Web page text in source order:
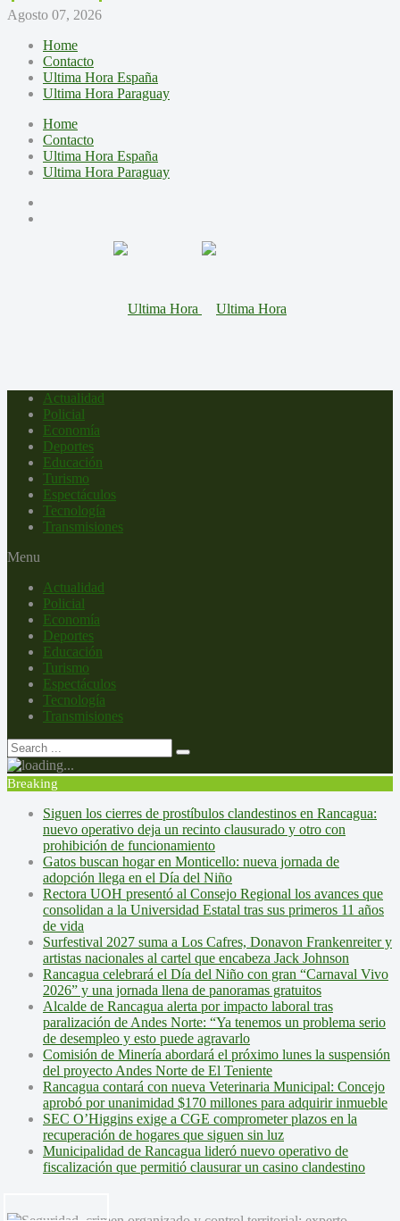
Agosto 07, 2026
Home
Contacto
Ultima Hora España
Ultima Hora Paraguay
Home
Contacto
Ultima Hora España
Ultima Hora Paraguay
Actualidad
Policial
Economía
Deportes
Educación
Turismo
Espectáculos
Tecnología
Transmisiones
Menu
Actualidad
Policial
Economía
Deportes
Educación
Turismo
Espectáculos
Tecnología
Transmisiones
Breaking
Siguen los cierres de prostíbulos clandestinos en Rancagua:
nuevo operativo deja un recinto clausurado y otro con
prohibición de funcionamiento
Gatos buscan hogar en Monticello: nueva jornada de
adopción llega en el Día del Niño
Rectora UOH presentó al Consejo Regional los avances que
consolidan a la Universidad Estatal tras sus primeros 11 años
de vida
Surfestival 2027 suma a Los Cafres, Donavon Frankenreiter y
artistas nacionales al cartel que encabeza Jack Johnson
Rancagua celebrará el Día del Niño con gran “Carnaval Vivo
2026” y una jornada llena de panoramas gratuitos
Alcalde de Rancagua alerta por impacto laboral tras
paralización de Andes Norte: “Ya tenemos un problema serio
de desempleo y esto puede agravarlo
Comisión de Minería abordará el próximo lunes la suspensión
del proyecto Andes Norte de El Teniente
Rancagua contará con nueva Veterinaria Municipal: Concejo
aprobó por unanimidad $170 millones para adquirir inmueble
SEC O’Higgins exige a CGE comprometer plazos en la
recuperación de hogares que siguen sin luz
Municipalidad de Rancagua lideró nuevo operativo de
fiscalización que permitió clausurar un casino clandestino